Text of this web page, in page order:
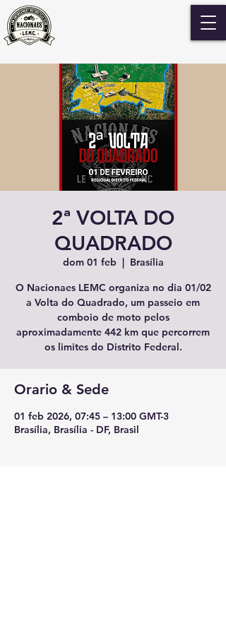
2ª VOLTA DO
QUADRADO
dom 01 feb
  |
Brasília
O Nacionaes LEMC organiza no dia 01/02
a Volta do Quadrado, um passeio em
comboio de moto pelos
aproximadamente 442 km que percorrem
os limites do Distrito Federal.
Orario & Sede
01 feb 2026, 07:45 – 13:00 GMT-3
Brasília, Brasília - DF, Brasil